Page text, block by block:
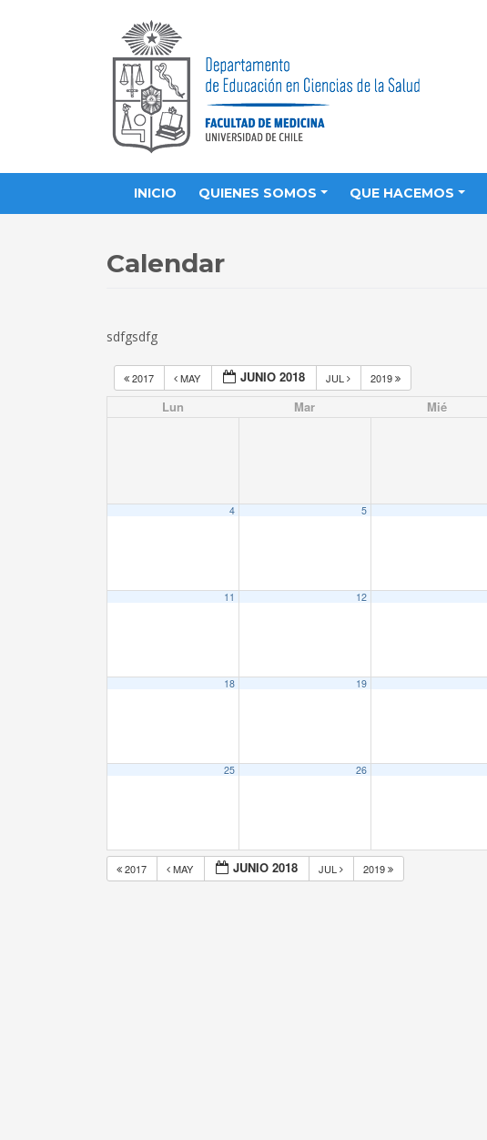
INICIO QUIENES SOMOS QUE HACEMOS
Calendar
sdfgsdfg
2017 MAY JUNIO 2018 JUL 2019
Lun Mar Mié
4 5
11 12
18 19
25 26
2017 MAY JUNIO 2018 JUL 2019